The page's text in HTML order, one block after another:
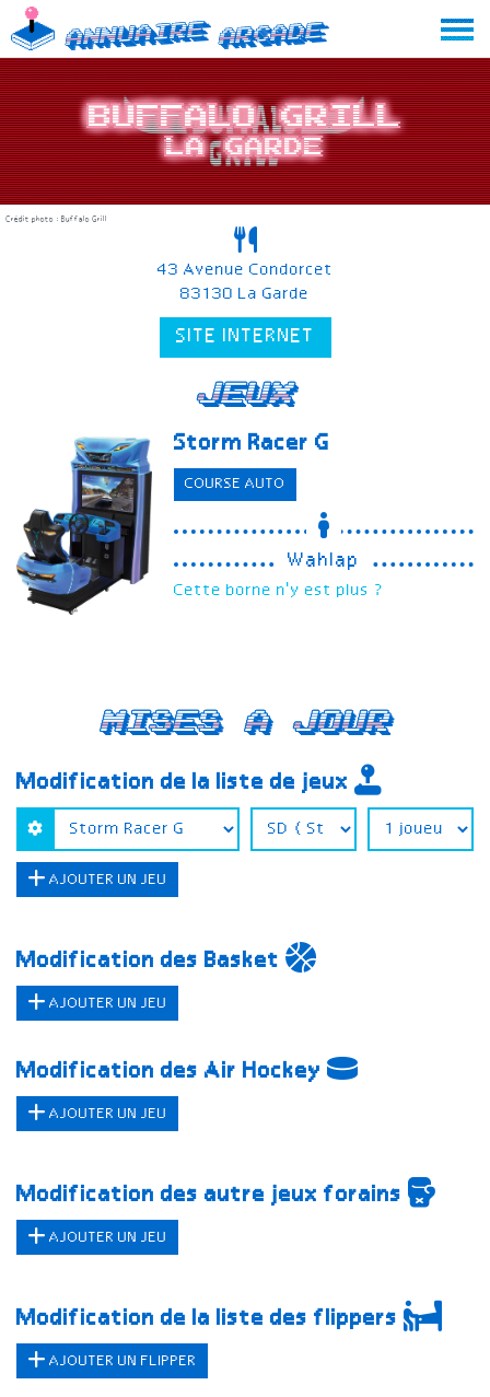
Skip
to
content
Annuaire Arcade
Buffalo Grill
La Garde
Crédit photo : Buffalo Grill
43 Avenue Condorcet
83130 La Garde
SITE INTERNET
Jeux
Storm Racer G
COURSE AUTO
Wahlap
Cette borne n'y est plus ?
Mises a jour
Modification de la liste de jeux
AJOUTER UN JEU
Modification des Basket
AJOUTER UN JEU
Modification des Air Hockey
AJOUTER UN JEU
Modification des autre jeux forains
AJOUTER UN JEU
Modification de la liste des flippers
AJOUTER UN FLIPPER